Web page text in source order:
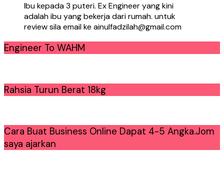
Ibu kepada 3 puteri. Ex Engineer yang kini
adalah ibu yang bekerja dari rumah. untuk
review sila email ke ainulfadzilah@gmail.com
Engineer To WAHM
Rahsia Turun Berat 18kg
Cara Buat Business Online Dapat 4-5 Angka.Jom
saya ajarkan